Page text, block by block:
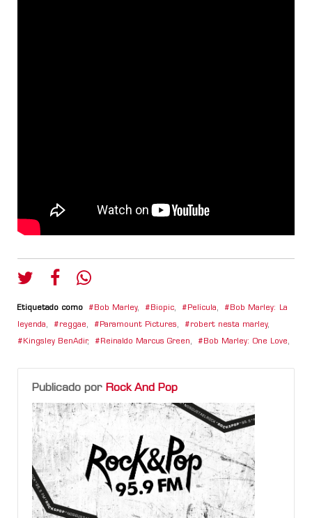
Etiquetado como Bob Marley, Biopic, Película, Bob Marley: La
leyenda, reggae, Paramount Pictures, robert nesta marley,
Kingsley BenAdir, Reinaldo Marcus Green, Bob Marley: One Love,
Publicado por Rock And Pop